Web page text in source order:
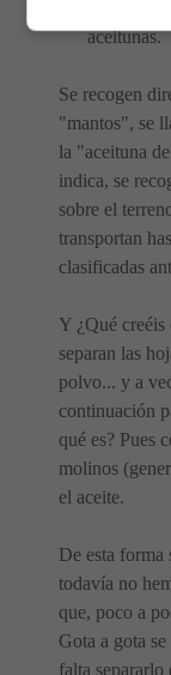
aceitunas.
Se recogen
"mantos", se
la "aceituna
indica, se
sobre el
transportan
clasificadas
Y ¿Qué creéis
separan las
polvo... y a
continuación
qué es? Pues
molinos
el aceite.
De esta forma
todavía no
que, poco a
Gota a gota
falta